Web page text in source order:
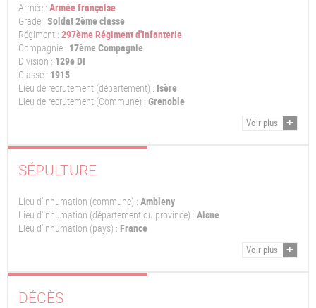
Armée : Armée française
Grade : Soldat 2ème classe
Régiment : 297ème Régiment d'Infanterie
Compagnie : 17ème Compagnie
Division : 129e DI
Classe : 1915
Lieu de recrutement (département) : Isère
Lieu de recrutement (Commune) : Grenoble
Voir plus
SÉPULTURE
Lieu d'inhumation (commune) : Ambleny
Lieu d'inhumation (département ou province) : Aisne
Lieu d'inhumation (pays) : France
Voir plus
DÉCÈS